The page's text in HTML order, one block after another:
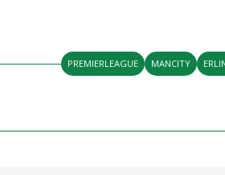
PREMIERLEAGUE MANCITY